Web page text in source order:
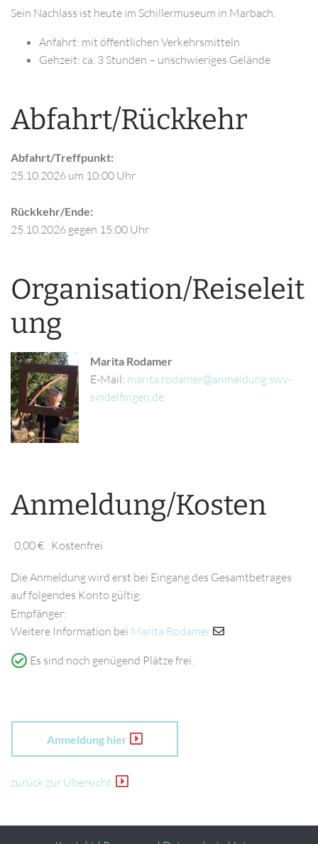
Sein Nachlass ist heute im Schillermuseum in Marbach.
Anfahrt: mit öffentlichen Verkehrsmitteln
Gehzeit: ca. 3 Stunden – unschwieriges Gelände
Abfahrt/Rückkehr
Abfahrt/Treffpunkt:
25.10.2026 um 10:00 Uhr
Rückkehr/Ende:
25.10.2026 gegen 15:00 Uhr
Organisation/Reiseleit
ung
Marita Rodamer
E-Mail:
Anmeldung/Kosten
0,00 € Kostenfrei
Die Anmeldung wird erst bei Eingang des Gesamtbetrages
auf folgendes Konto gültig:
Empfänger:
Weitere Information bei Marita Rodamer
Es sind noch genügend Plätze frei.
Anmeldung hier
zurück zur Übersicht